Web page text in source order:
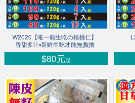
W2020【唯一能生吃の核桃仁】
香甜多汁▪新鮮生吃才能無負擔
$80元起